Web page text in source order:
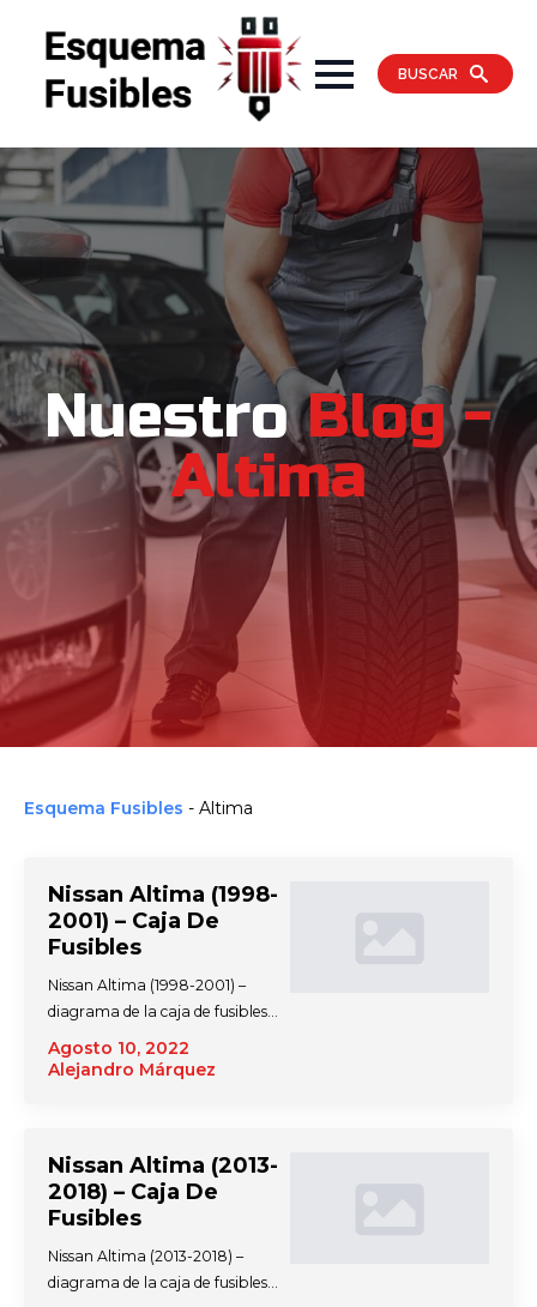
BUSCAR
Nuestro Blog -
Altima
Esquema Fusibles - Altima
Nissan Altima (1998-
2001) – Caja De
Fusibles
Agosto 10, 2022
Alejandro Márquez
Nissan Altima (1998-2001) –
diagrama de la caja de fusibles…
Nissan Altima (2013-
2018) – Caja De
Fusibles
Nissan Altima (2013-2018) –
diagrama de la caja de fusibles…